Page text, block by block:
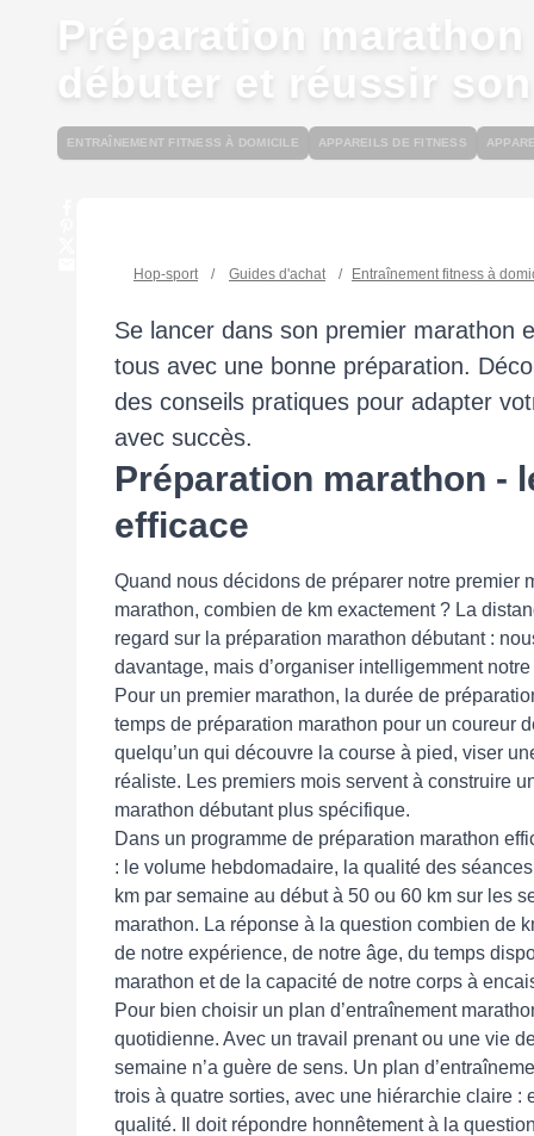
Préparation
débuter et réussir
ENTRAÎNEMENT FITNESS À DOMICILE APPAREILS DE FITNESS
Hop-sport / Guides d'achat / Entraînement fitness à
Se lancer dans son premier marathon
tous avec une bonne préparation.
des conseils pratiques pour adapter
avec succès.
Préparation marathon -
efficace
Quand nous décidons de préparer notre premier
marathon, combien de km exactement ? La
regard sur la préparation marathon débutant :
davantage, mais d’organiser intelligemment
Pour un premier marathon, la durée de
temps de préparation marathon pour un coureur
quelqu’un qui découvre la course à pied, viser
réaliste. Les premiers mois servent à construire
marathon débutant plus spécifique.
Dans un programme de préparation marathon
: le volume hebdomadaire, la qualité des
km par semaine au début à 50 ou 60 km sur les
marathon. La réponse à la question combien de
de notre expérience, de notre âge, du temps
marathon et de la capacité de notre corps à
Pour bien choisir un plan d’entraînement
quotidienne. Avec un travail prenant ou une vie
semaine n’a guère de sens. Un plan
trois à quatre sorties, avec une hiérarchie claire
qualité. Il doit répondre honnêtement à la